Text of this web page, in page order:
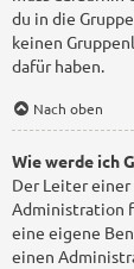
du in die
keinen
dafür haben.
Nach oben
Wie werde ich
Der Leiter
Administration
eine eigene
einen